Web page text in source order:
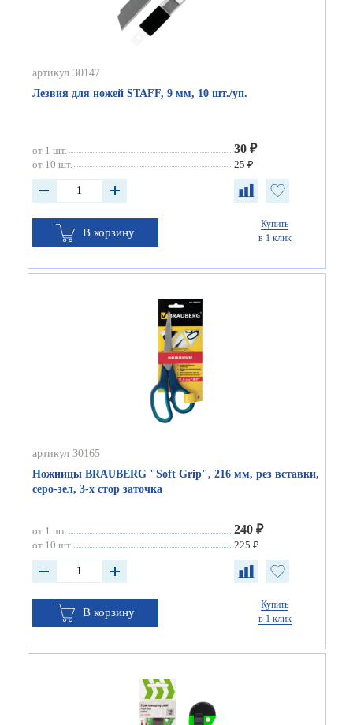
артикул 30147
Лезвия для ножей STAFF, 9 мм, 10 шт./уп.
от 1 шт. 30 ₽
от 10 шт. 25 ₽
В корзину
Купить
в 1 клик
артикул 30165
Ножницы BRAUBERG "Soft Grip", 216 мм, рез вставки,
серо-зел, 3-х стор заточка
от 1 шт. 240 ₽
от 10 шт. 225 ₽
В корзину
Купить
в 1 клик